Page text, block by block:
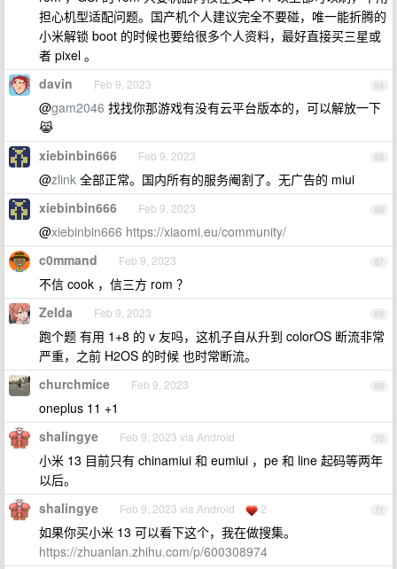
担心机型适配问题。国产机个人建议完全不要碰，唯一能折腾的
小米解锁 boot 的时候也要给很多个人资料，最好直接买三星或
者 pixel 。
64
davin Feb 9, 2023
@gam2046 找找你那游戏有没有云平台版本的，可以解放一下
😹
65
xiebinbin666 Feb 9, 2023
@zlink 全部正常。国内所有的服务阉割了。无广告的 miui
66
xiebinbin666 Feb 9, 2023
@xiebinbin666 https://xiaomi.eu/community/
67
c0mmand Feb 9, 2023
不信 cook ，信三方 rom ？
68
ZeIda Feb 9, 2023
跑个题 有用 1+8 的 v 友吗，这机子自从升到 colorOS 断流非常
严重，之前 H2OS 的时候 也时常断流。
69
churchmice Feb 9, 2023
oneplus 11 +1
70
shalingye Feb 9, 2023 via Android
小米 13 目前只有 chinamiui 和 eumiui ，pe 和 line 起码等两年
以后。
71
shalingye Feb 9, 2023 via Android 2
如果你买小米 13 可以看下这个，我在做搜集。
https://zhuanlan.zhihu.com/p/600308974